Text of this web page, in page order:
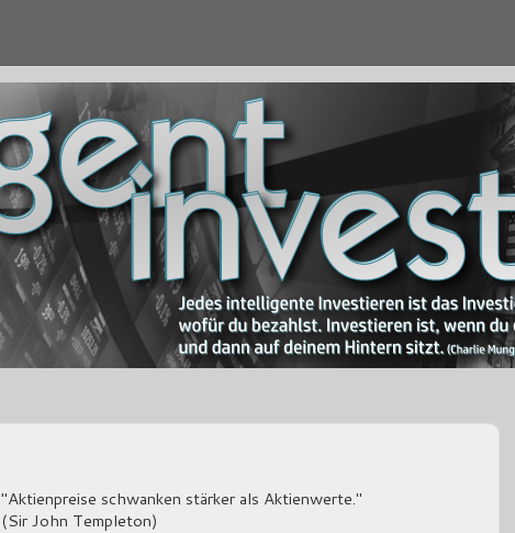
"Aktienpreise schwanken stärker als Aktienwerte."
(Sir John Templeton)